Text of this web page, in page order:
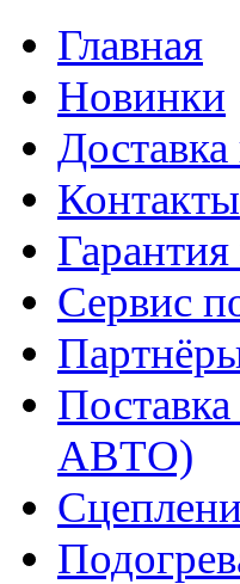
Главная
Новинки
Доставка
Контакты
Гарантия
Сервис
АВТО)